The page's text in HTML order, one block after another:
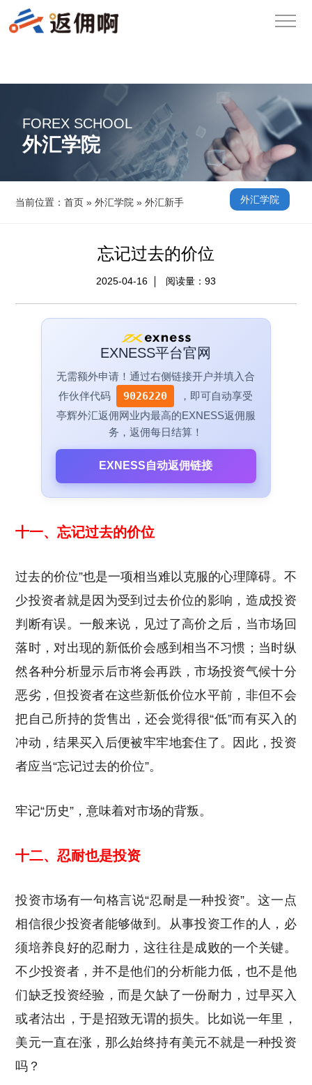
FOREX SCHOOL
外汇学院
当前位置：首页 »外汇学院 »外汇新手 外汇学院
忘记过去的价位
2025-04-16 阅读量： 93
EXNESS平台官网
无需额外申请！通过右侧链接开户并填入合
作伙伴代码
9026220
，即可自动享受
亭辉外汇返佣网业内最高的EXNESS返佣服
务，返佣每日结算！
EXNESS自动返佣链接
十一、忘记过去的价位
过去的价位”也是一项相当难以克服的心理障碍。不
少投资者就是因为受到过去价位的影响，造成投资
判断有误。一般来说，见过了高价之后，当市场回
落时，对出现的新低价会感到相当不习惯；当时纵
然各种分析显示后市将会再跌，市场投资气候十分
恶劣，但投资者在这些新低价位水平前，非但不会
把自己所持的货售出，还会觉得很“低”而有买入的
冲动，结果买入后便被牢牢地套住了。因此，投资
者应当“忘记过去的价位”。
牢记“历史”，意味着对市场的背叛。
十二、忍耐也是投资
投资市场有一句格言说“忍耐是一种投资”。这一点
相信很少投资者能够做到。从事投资工作的人，必
须培养良好的忍耐力，这往往是成败的一个关键。
不少投资者，并不是他们的分析能力低，也不是他
们缺乏投资经验，而是欠缺了一份耐力，过早买入
或者沽出，于是招致无谓的损失。比如说一年里，
美元一直在涨，那么始终持有美元不就是一种投资
吗？